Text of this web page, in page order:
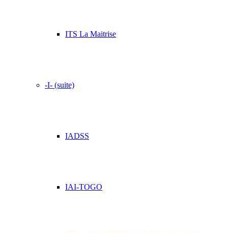
ITS La Maitrise
-I- (suite)
IADSS
IAI-TOGO